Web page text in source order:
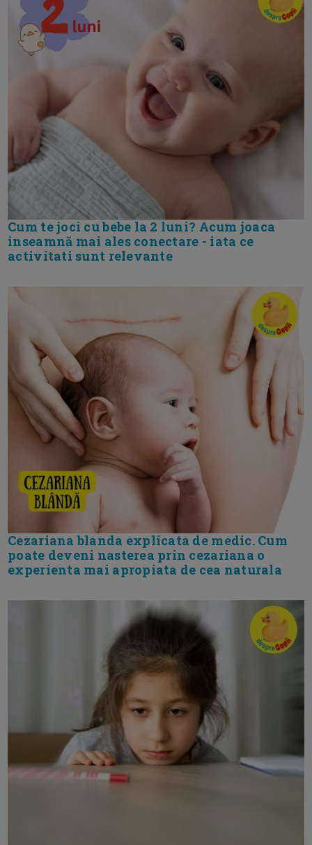
Cum te joci cu bebe la 2 luni? Acum joaca
inseamnă mai ales conectare - iata ce
activitati sunt relevante
Cezariana blanda explicata de medic. Cum
poate deveni nasterea prin cezariana o
experienta mai apropiata de cea naturala